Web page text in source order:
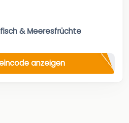
& Meeresfrüchte
anzeigen